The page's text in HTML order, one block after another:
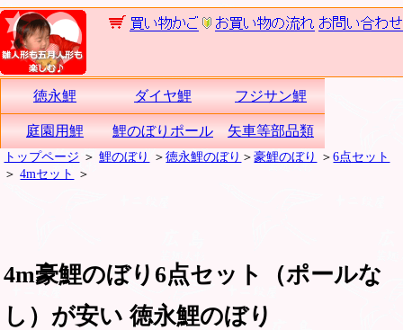
徳永鯉 ダイヤ鯉 フジサン鯉
庭園用鯉 鯉のぼりポール 矢車等部品類
トップページ ＞鯉のぼり ＞徳永鯉のぼり ＞豪鯉のぼり ＞6点セット
＞4mセット ＞
4m豪鯉のぼり6点セット（ポールな
し）が安い 徳永鯉のぼり